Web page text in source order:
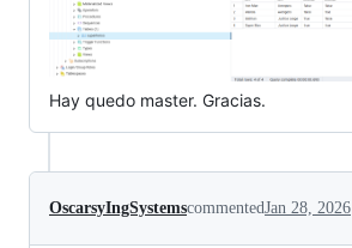
Hay quedo master. Gracias.
OscarsyIngSystemscommentedJan 28, 2026